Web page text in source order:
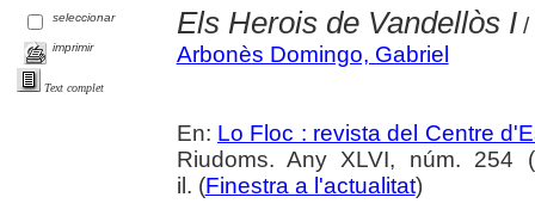
seleccionar
imprimir
Text complet
Els Herois de Vandellòs I /
Arbonès Domingo, Gabriel
En: Lo Floc : revista del Centre
Riudoms. Any XLVI, núm. 254
il. (Finestra a l'actualitat)